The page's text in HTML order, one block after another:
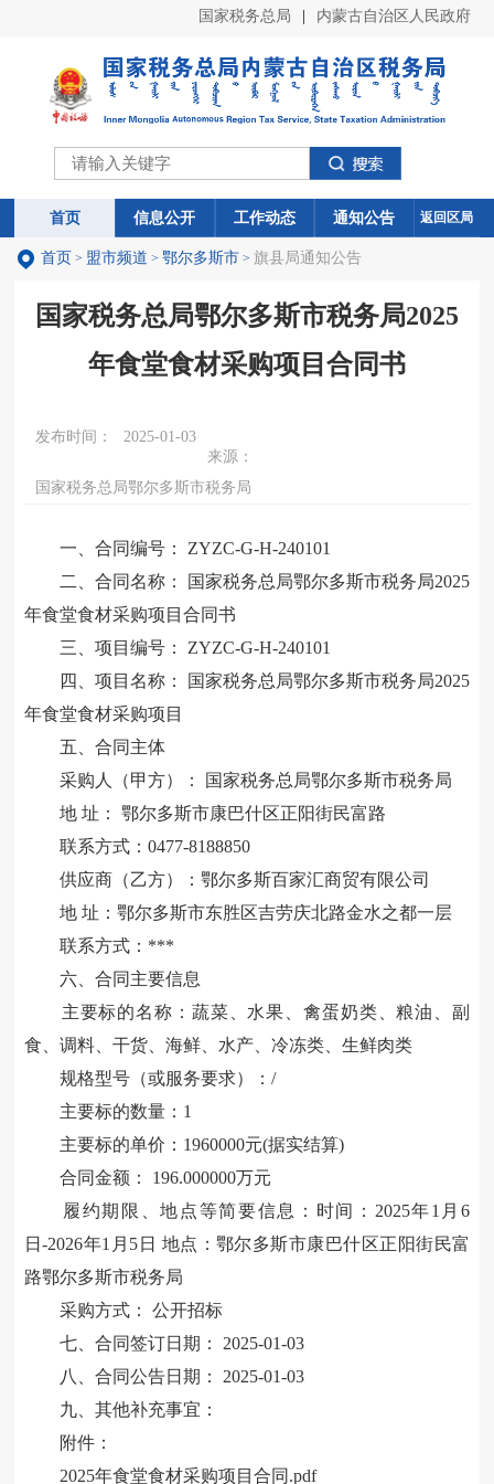
国家税务总局 内蒙古自治区人民政府
首页 信息公开 工作动态 通知公告
首页 信息公开 工作动态 通知公告 返回区局
首页 > 盟市频道 > 鄂尔多斯市> 旗县局通知公告
国家税务总局鄂尔多斯市税务局2025
年食堂食材采购项目合同书
发布时间：
2025-01-03
来源：
国家税务总局鄂尔多斯市税务局
一、合同编号：
ZYZC-G-H-240101
二、合同名称：
国家税务总局鄂尔多斯市税务局2025
年食堂食材采购项目合同书
三、项目编号：
ZYZC-G-H-240101
四、项目名称：
国家税务总局鄂尔多斯市税务局2025
年食堂食材采购项目
五、合同主体
采购人（甲方）：
国家税务总局鄂尔多斯市税务局
地 址：
鄂尔多斯市康巴什区正阳街民富路
联系方式： 0477-8188850
供应商（乙方）：鄂尔多斯百家汇商贸有限公司
地 址：鄂尔多斯市东胜区吉劳庆北路金水之都一层
联系方式： ***
六、合同主要信息
主要标的名称：蔬菜、水果、禽蛋奶类、粮油、副
食、调料、干货、海鲜、水产、冷冻类、生鲜肉类
规格型号（或服务要求）： /
主要标的数量： 1
主要标的单价： 1960000元(据实结算)
合同金额：
196.000000万元
履约期限、地点等简要信息：时间： 2025年1月6
日-2026年1月5日 地点：鄂尔多斯市康巴什区正阳街民富
路鄂尔多斯市税务局
采购方式：
公开招标
七、合同签订日期：
2025-01-03
八、合同公告日期：
2025-01-03
九、其他补充事宜：
附件：
2025年食堂食材采购项目合同.pdf